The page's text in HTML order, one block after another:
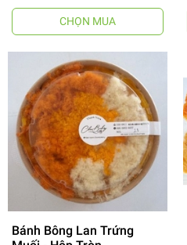
CHỌN MUA
Bánh Bông Lan Trứng